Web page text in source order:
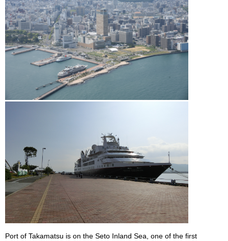
Port of Takamatsu is on the Seto Inland Sea, one of the first